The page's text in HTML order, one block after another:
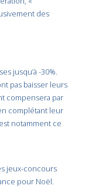
des
jusqu’à -30%.
pas baisser leurs
compensera par
complétant leur
notamment ce
jeux-concours
pour Noël.